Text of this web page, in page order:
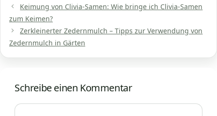
Keimung von Clivia-Samen: Wie bringe ich Clivia-Samen
zum Keimen?
Zerkleinerter Zedernmulch – Tipps zur Verwendung von
Zedernmulch in Gärten
Schreibe einen Kommentar
Kommentar